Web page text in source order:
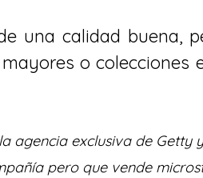
una calidad buena,
o colecciones
agencia exclusiva de Getty
pero que vende